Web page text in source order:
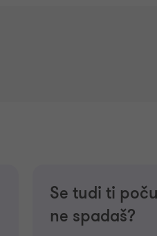
Se tudi ti
ne spadaš?